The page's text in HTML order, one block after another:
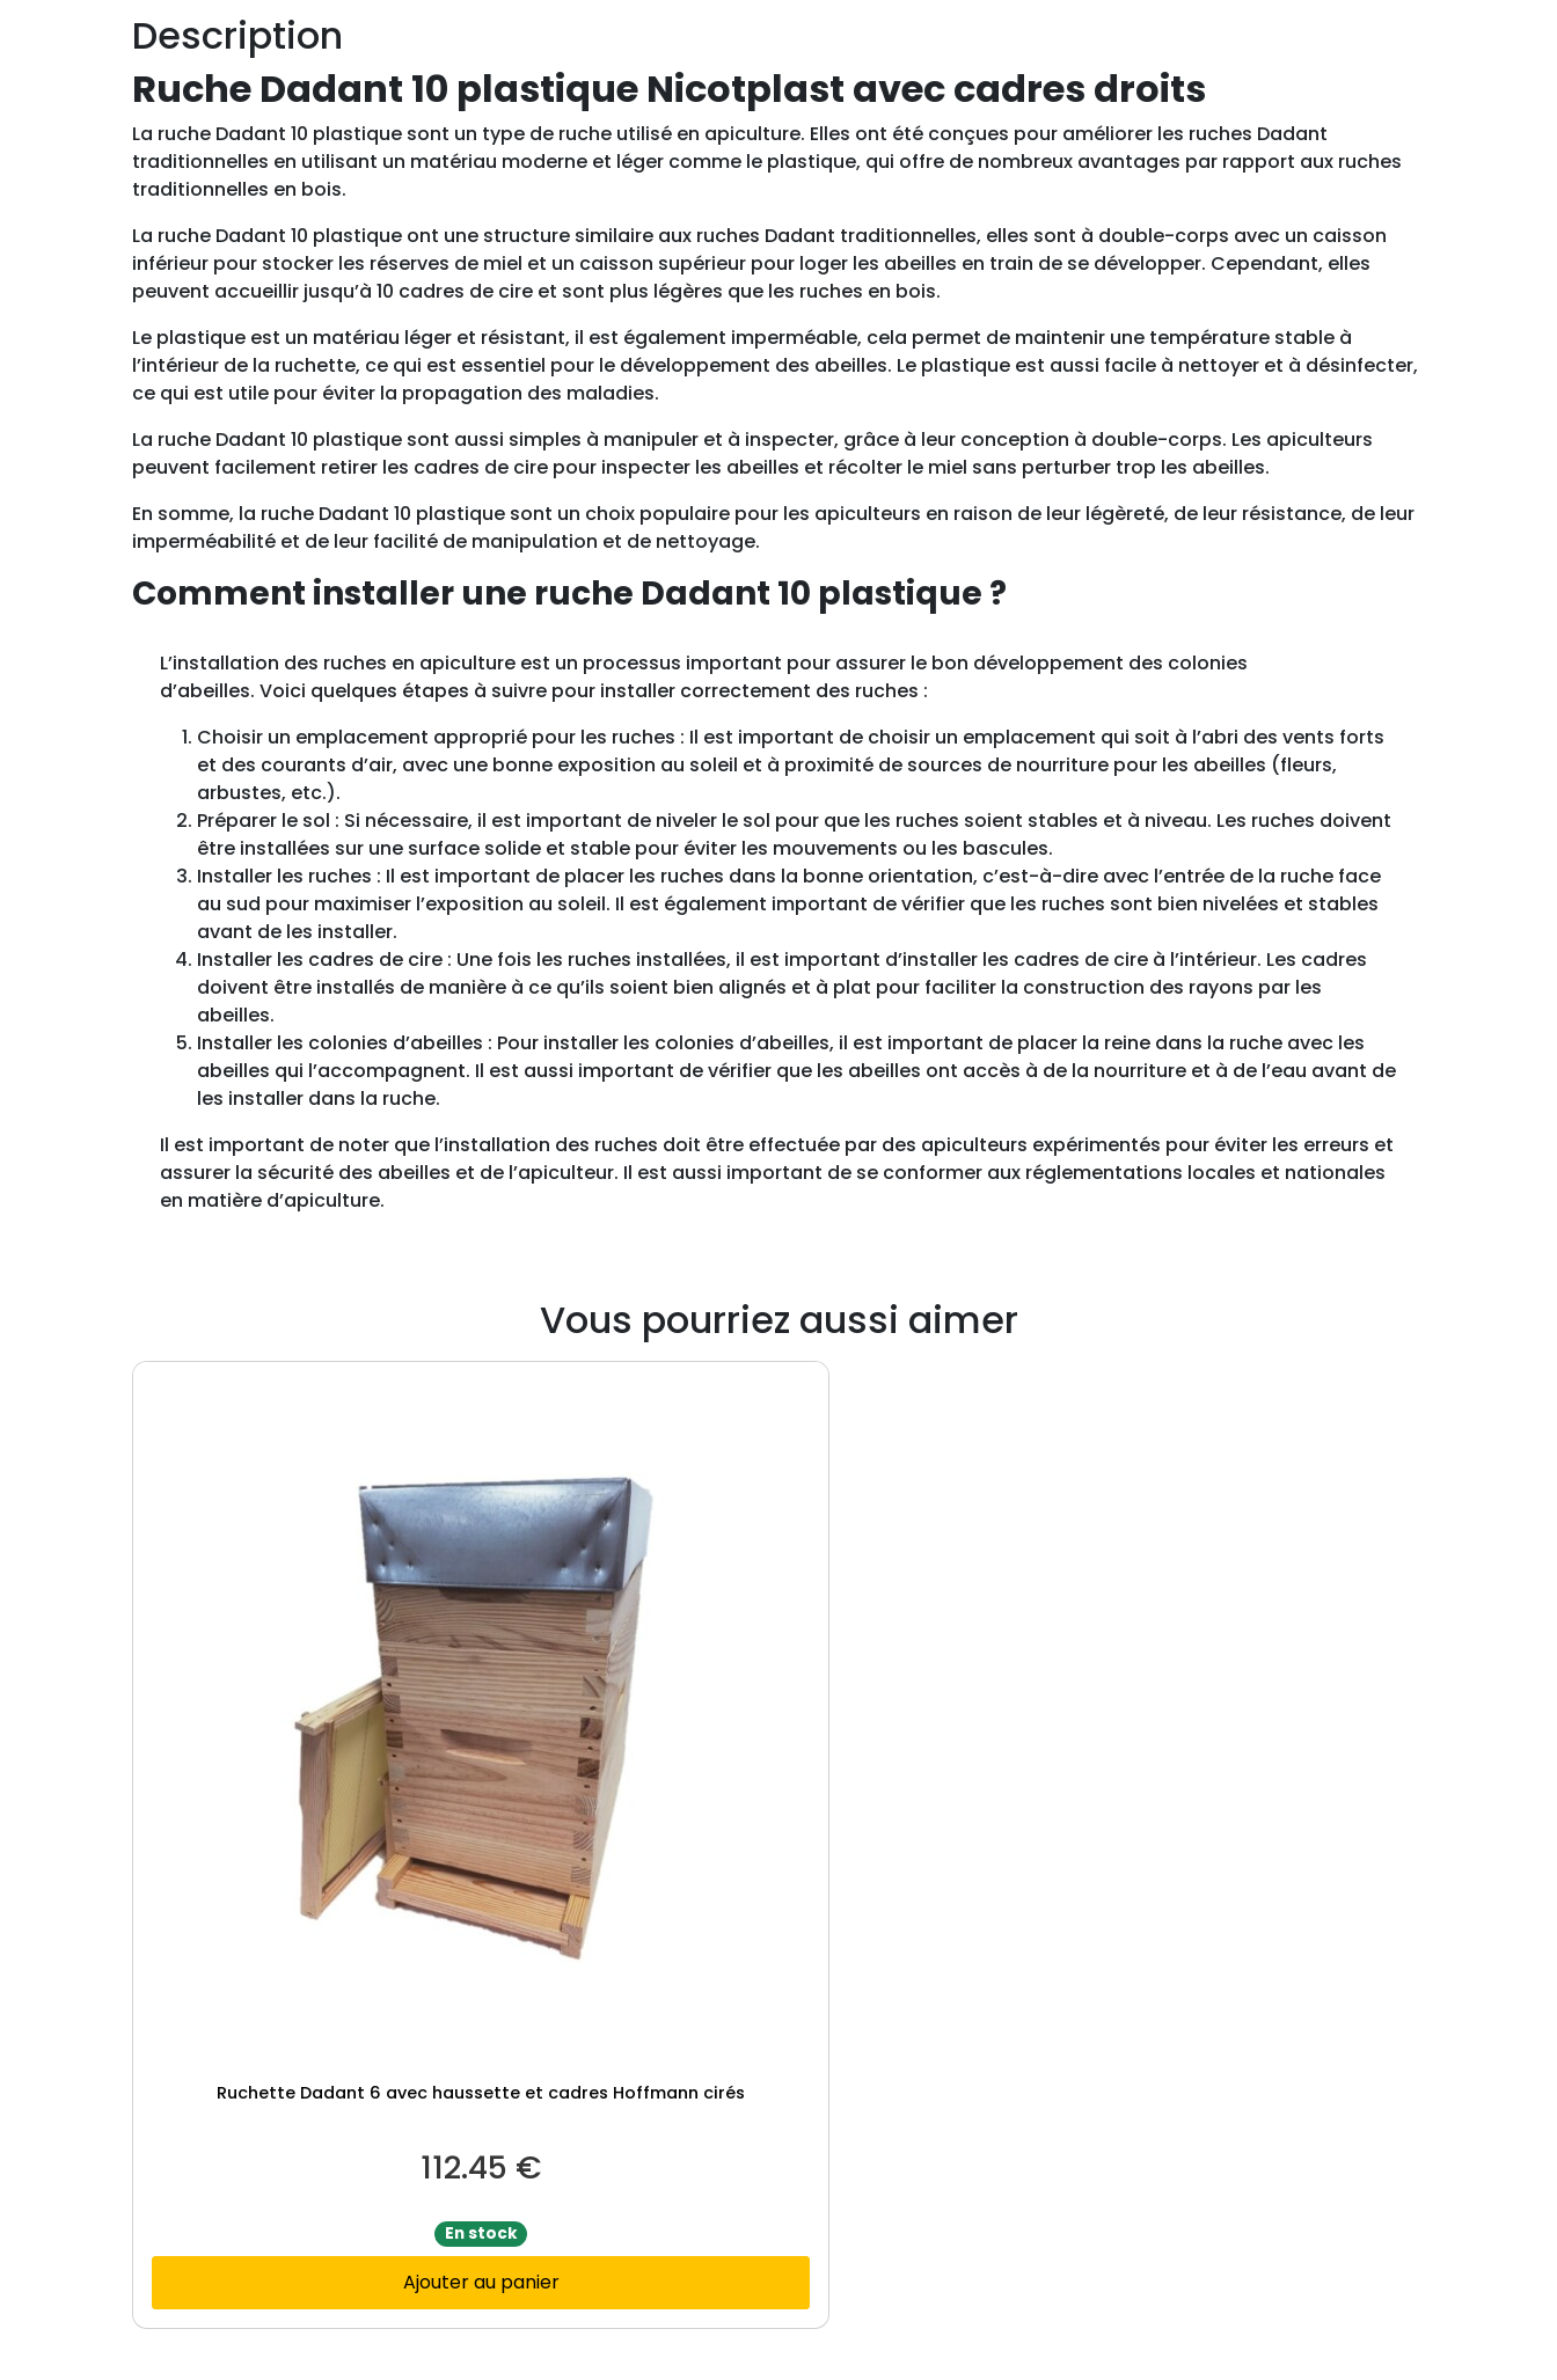
h
e
D
a
n
t
1
0
p
s
t
q
e
N
c
o
p
l
s
t
a
v
c
c
d
r
s
d
Description
Ruche Dadant 10 plastique Nicotplast avec cadres droits
La ruche Dadant 10 plastique sont un type de ruche utilisé en apiculture. Elles ont été conçues pour améliorer les ruches Dadant
traditionnelles en utilisant un matériau moderne et léger comme le plastique, qui offre de nombreux avantages par rapport aux ruches
traditionnelles en bois.
La ruche Dadant 10 plastique ont une structure similaire aux ruches Dadant traditionnelles, elles sont à double-corps avec un caisson
inférieur pour stocker les réserves de miel et un caisson supérieur pour loger les abeilles en train de se développer. Cependant, elles
peuvent accueillir jusqu’à 10 cadres de cire et sont plus légères que les ruches en bois.
Le plastique est un matériau léger et résistant, il est également imperméable, cela permet de maintenir une température stable à
l’intérieur de la ruchette, ce qui est essentiel pour le développement des abeilles. Le plastique est aussi facile à nettoyer et à désinfecter,
ce qui est utile pour éviter la propagation des maladies.
La ruche Dadant 10 plastique sont aussi simples à manipuler et à inspecter, grâce à leur conception à double-corps. Les apiculteurs
peuvent facilement retirer les cadres de cire pour inspecter les abeilles et récolter le miel sans perturber trop les abeilles.
En somme, la ruche Dadant 10 plastique sont un choix populaire pour les apiculteurs en raison de leur légèreté, de leur résistance, de leur
imperméabilité et de leur facilité de manipulation et de nettoyage.
Comment installer une ruche Dadant 10 plastique ?
L’installation des ruches en apiculture est un processus important pour assurer le bon développement des colonies
d’abeilles. Voici quelques étapes à suivre pour installer correctement des ruches :
Choisir un emplacement approprié pour les ruches : Il est important de choisir un emplacement qui soit à l’abri des vents forts
et des courants d’air, avec une bonne exposition au soleil et à proximité de sources de nourriture pour les abeilles (fleurs,
arbustes, etc.).
Préparer le sol : Si nécessaire, il est important de niveler le sol pour que les ruches soient stables et à niveau. Les ruches doivent
être installées sur une surface solide et stable pour éviter les mouvements ou les bascules.
Installer les ruches : Il est important de placer les ruches dans la bonne orientation, c’est-à-dire avec l’entrée de la ruche face
au sud pour maximiser l’exposition au soleil. Il est également important de vérifier que les ruches sont bien nivelées et stables
avant de les installer.
Installer les cadres de cire : Une fois les ruches installées, il est important d’installer les cadres de cire à l’intérieur. Les cadres
doivent être installés de manière à ce qu’ils soient bien alignés et à plat pour faciliter la construction des rayons par les
abeilles.
Installer les colonies d’abeilles : Pour installer les colonies d’abeilles, il est important de placer la reine dans la ruche avec les
abeilles qui l’accompagnent. Il est aussi important de vérifier que les abeilles ont accès à de la nourriture et à de l’eau avant de
les installer dans la ruche.
Il est important de noter que l’installation des ruches doit être effectuée par des apiculteurs expérimentés pour éviter les erreurs et
assurer la sécurité des abeilles et de l’apiculteur. Il est aussi important de se conformer aux réglementations locales et nationales
en matière d’apiculture.
Vous pourriez aussi aimer
Ruchette Dadant 6 avec haussette et cadres Hoffmann cirés
112.45 €
En stock
Ajouter au panier